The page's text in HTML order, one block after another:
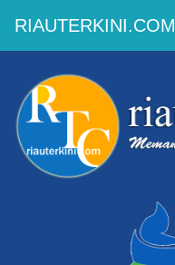
RIAUTERKINI.COM